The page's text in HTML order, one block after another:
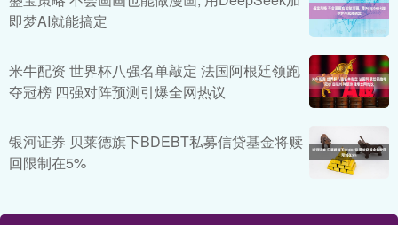
即梦AI就能搞定
米牛配资 世界杯八强名单敲定 法国阿根廷领跑
夺冠榜 四强对阵预测引爆全网热议
银河证券 贝莱德旗下BDEBT私募信贷基金将赎
回限制在5%